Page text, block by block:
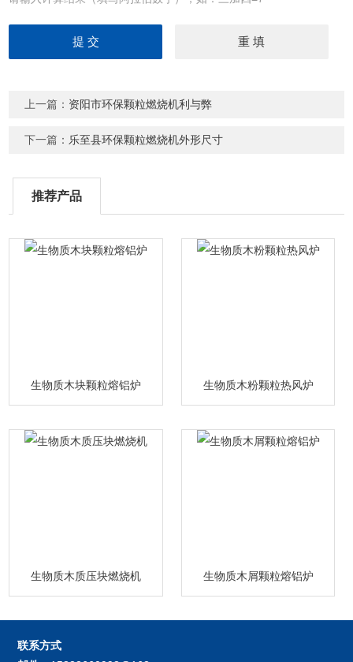
上一篇： 资阳市环保颗粒燃烧机利与弊
下一篇： 乐至县环保颗粒燃烧机外形尺寸
推荐产品
生物质木块颗粒熔铝炉 生物质木粉颗粒热风炉
生物质木质压块燃烧机 生物质木屑颗粒熔铝炉
联系方式